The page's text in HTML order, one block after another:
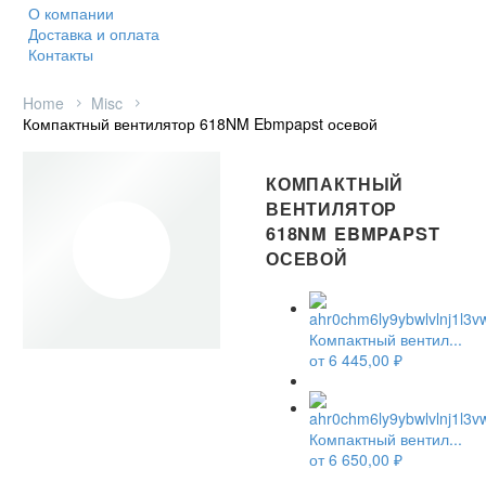
О компании
Доставка и оплата
Контакты
Home
Misc
Компактный вентилятор 618NM Ebmpapst осевой
КОМПАКТНЫЙ
ВЕНТИЛЯТОР
618NM EBMPAPST
ОСЕВОЙ
Компактный вентил...
от6 445,00 ₽
Компактный вентил...
от6 650,00 ₽